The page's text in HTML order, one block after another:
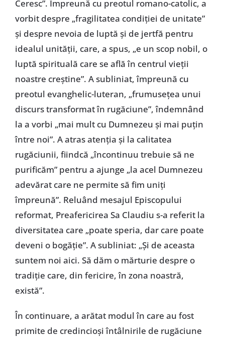
Ceresc”. Împreună cu preotul romano-catolic, a
vorbit despre „fragilitatea condiției de unitate”
și despre nevoia de luptă și de jertfă pentru
idealul unității, care, a spus, „e un scop nobil, o
luptă spirituală care se află în centrul vieții
noastre creștine”. A subliniat, împreună cu
preotul evanghelic-luteran, „frumusețea unui
discurs transformat în rugăciune”, îndemnând
la a vorbi „mai mult cu Dumnezeu și mai puțin
între noi”. A atras atenția și la calitatea
rugăciunii, fiindcă „încontinuu trebuie să ne
purificăm” pentru a ajunge „la acel Dumnezeu
adevărat care ne permite să fim uniți
împreună”. Reluând mesajul Episcopului
reformat, Preafericirea Sa Claudiu s-a referit la
diversitatea care „poate speria, dar care poate
deveni o bogăție”. A subliniat: „Și de aceasta
suntem noi aici. Să dăm o mărturie despre o
tradiție care, din fericire, în zona noastră,
există”.
În continuare, a arătat modul în care au fost
primite de credincioși întâlnirile de rugăciune